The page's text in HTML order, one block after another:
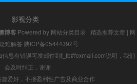
影视分类
博客 Powered by 网站分类目录 | 精选推荐文章 | 网
疑难解答 陕ICP备05444392号
息有错误可发邮件到f_fb#foxmail.com说明，我们
会及时纠正，谢谢
爱好，不接盈利性广告及商业合作